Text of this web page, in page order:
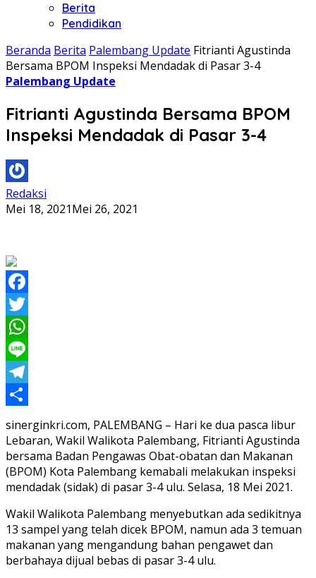
Berita
Pendidikan
Beranda Berita Palembang Update Fitrianti Agustinda
Bersama BPOM Inspeksi Mendadak di Pasar 3-4
Palembang Update
Fitrianti Agustinda Bersama BPOM
Inspeksi Mendadak di Pasar 3-4
Redaksi
Mei 18, 2021Mei 26, 2021
Facebook
Twitter
WhatsApp
Line
Telegram
Share
sinerginkri.com, PALEMBANG – Hari ke dua pasca libur
Lebaran, Wakil Walikota Palembang, Fitrianti Agustinda
bersama Badan Pengawas Obat-obatan dan Makanan
(BPOM) Kota Palembang kemabali melakukan inspeksi
mendadak (sidak) di pasar 3-4 ulu. Selasa, 18 Mei 2021.
Wakil Walikota Palembang menyebutkan ada sedikitnya
13 sampel yang telah dicek BPOM, namun ada 3 temuan
makanan yang mengandung bahan pengawet dan
berbahaya dijual bebas di pasar 3-4 ulu.